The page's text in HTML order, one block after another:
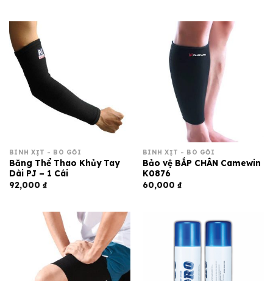
BÌNH XỊT - BÓ GỐI
Băng Thể Thao Khủy Tay
Dài PJ – 1 Cái
92,000 ₫
BÌNH XỊT - BÓ GỐI
Bảo vệ BẮP CHÂN Camewin
K0876
60,000 ₫